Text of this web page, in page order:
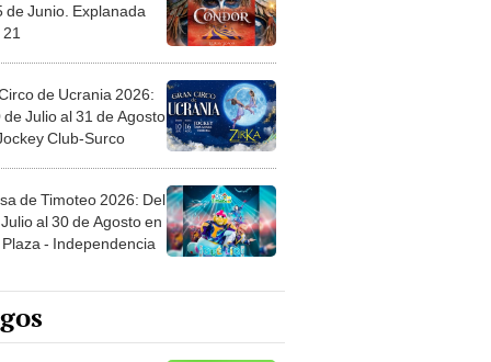
de Junio. Explanada
de Ucrania 2026:
de Julio al 31 de Agosto
Club-Surco
de Timoteo 2026: Del
al 30 de Agosto en
- Independencia